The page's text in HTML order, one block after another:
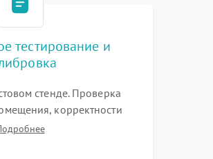
тестирование и
стенде. Проверка
корректности
Оценка силы